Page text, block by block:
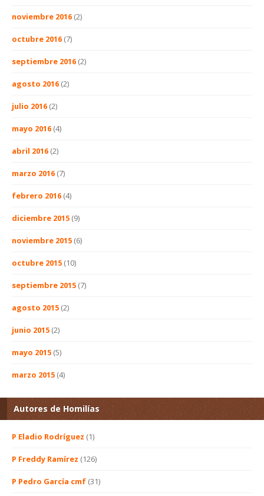
noviembre 2016 (2)
octubre 2016 (7)
septiembre 2016 (2)
agosto 2016 (2)
julio 2016 (2)
mayo 2016 (4)
abril 2016 (2)
marzo 2016 (7)
febrero 2016 (4)
diciembre 2015 (9)
noviembre 2015 (6)
octubre 2015 (10)
septiembre 2015 (7)
agosto 2015 (2)
junio 2015 (2)
mayo 2015 (5)
marzo 2015 (4)
Autores de Homilías
P Eladio Rodríguez (1)
P Freddy Ramírez (126)
P Pedro García cmf (31)